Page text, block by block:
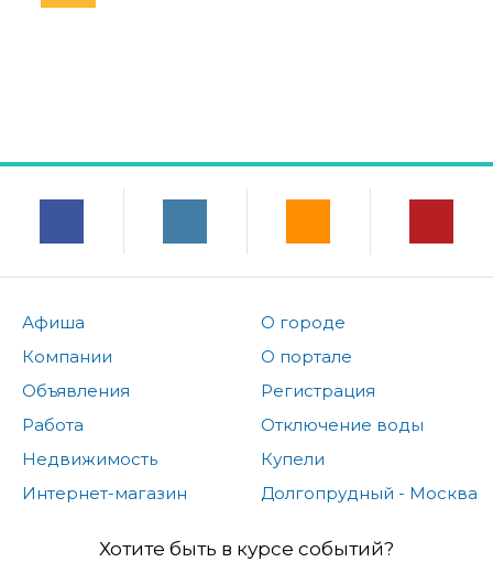
Афиша
Компании
Объявления
Работа
Недвижимость
Интернет-магазин
О городе
О портале
Регистрация
Отключение воды
Купели
Долгопрудный - Москва
Хотите быть в курсе событий?